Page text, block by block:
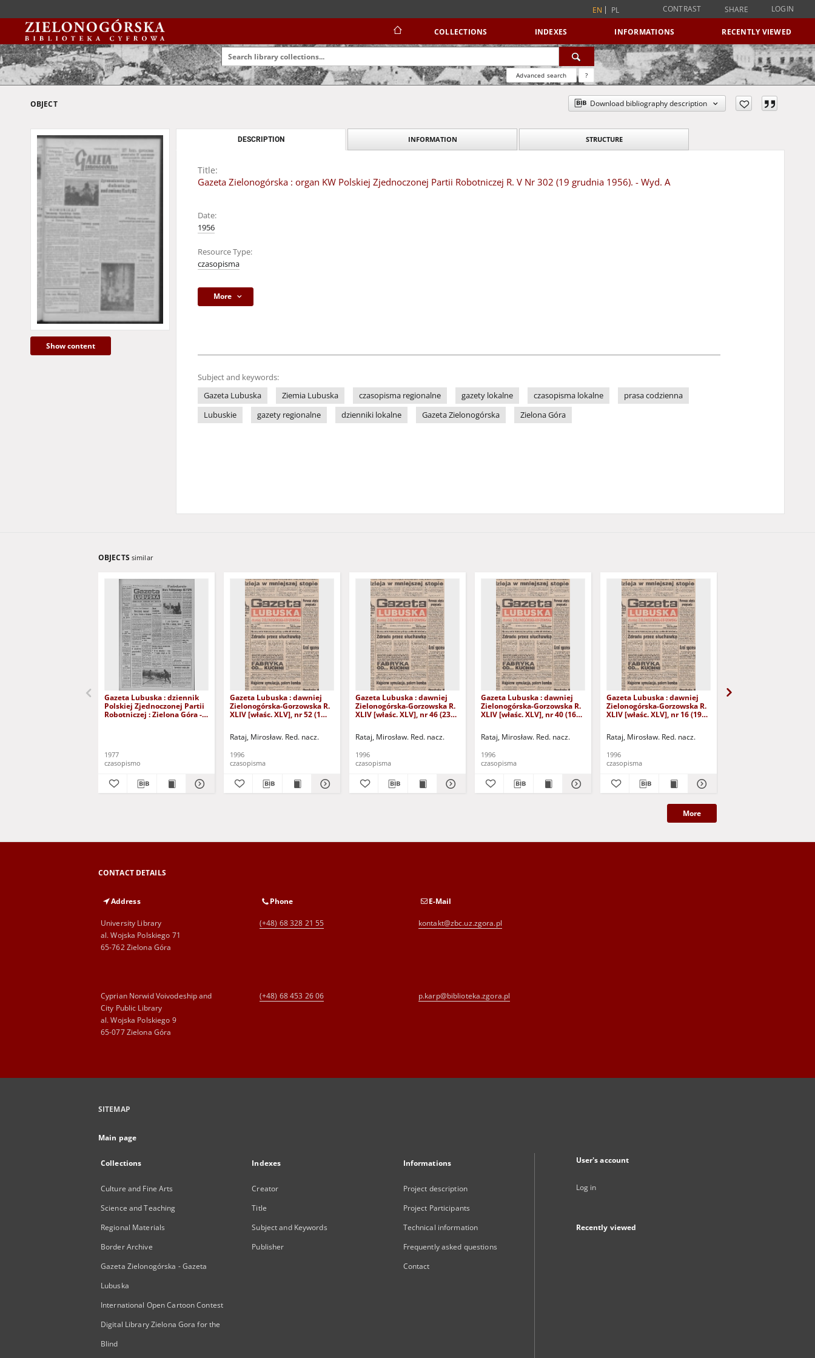
EN PL CONTRAST SHARE LOGIN
COLLECTIONS INDEXES INFORMATIONS RECENTLY VIEWED
Advanced search ?
OBJECT Download bibliography description
Show content
DESCRIPTION INFORMATION STRUCTURE
Title:
Gazeta Zielonogórska : organ KW Polskiej Zjednoczonej Partii Robotniczej R. V Nr 302 (19 grudnia 1956). - Wyd. A
Date:
1956
Resource Type:
czasopisma
More
Subject and keywords:
Gazeta Lubuska
Ziemia Lubuska czasopisma regionalne gazety lokalne czasopisma lokalne
prasa codzienna
Lubuskie
gazety regionalne dzienniki lokalne Gazeta Zielonogórska Zielona Góra
OBJECTS similar
Gazeta Lubuska : dziennik
Polskiej Zjednoczonej Partii
Robotniczej : Zielona Góra -
1977
czasopismo
Gazeta Lubuska : dawniej
Zielonogórska-Gorzowska R.
XLIV [właśc. XLV], nr 52 (1
Rataj, Mirosław. Red. nacz.
1996
czasopisma
Gazeta Lubuska : dawniej
Zielonogórska-Gorzowska R.
XLIV [właśc. XLV], nr 46 (23
Rataj, Mirosław. Red. nacz.
1996
czasopisma
Gazeta Lubuska : dawniej
Zielonogórska-Gorzowska R.
XLIV [właśc. XLV], nr 40 (16
Rataj, Mirosław. Red. nacz.
1996
czasopisma
Gazeta Lubuska : dawniej
Zielonogórska-Gorzowska R.
XLIV [właśc. XLV], nr 16 (19
Rataj, Mirosław. Red. nacz.
1996
czasopisma
More
CONTACT DETAILS
Address
University Library
al. Wojska Polskiego 71
65-762 Zielona Góra
Phone
(+48) 68 328 21 55
E-Mail
kontakt@zbc.uz.zgora.pl
Cyprian Norwid Voivodeship and
City Public Library
al. Wojska Polskiego 9
65-077 Zielona Góra
(+48) 68 453 26 06 p.karp@biblioteka.zgora.pl
SITEMAP
Main page
Collections
Culture and Fine Arts
Science and Teaching
Regional Materials
Border Archive
Gazeta Zielonogórska - Gazeta
Lubuska
International Open Cartoon Contest
Digital Library Zielona Gora for the
Blind
Indexes
Creator
Title
Subject and Keywords
Publisher
Informations
Project description
Project Participants
Technical information
Frequently asked questions
Contact
User's account
Log in
Recently viewed